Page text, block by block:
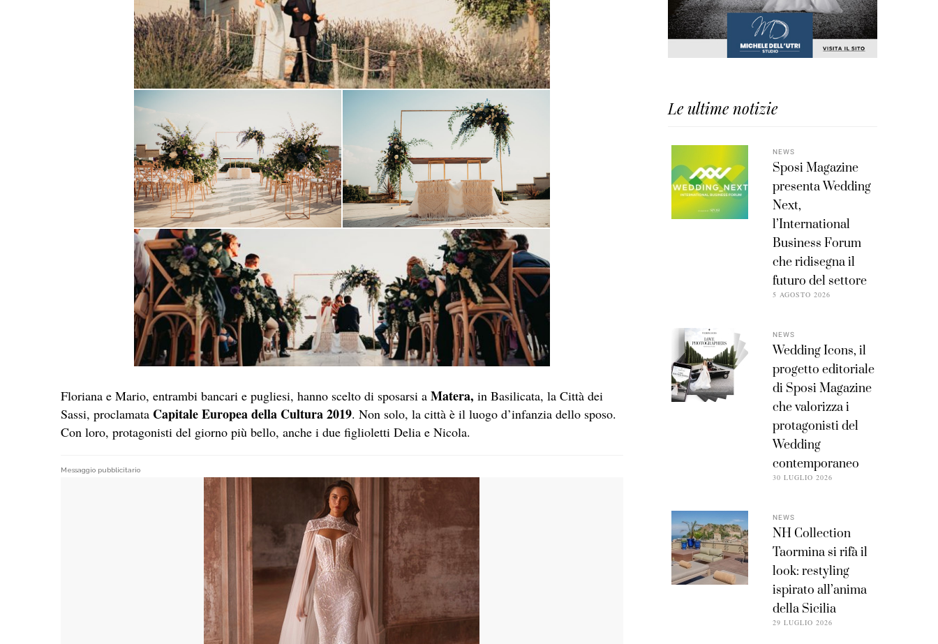
Floriana e Mario, entrambi bancari e pugliesi, hanno scelto di sposarsi a Matera, in Basilicata, la Città dei
Sassi, proclamata Capitale Europea della Cultura 2019. Non solo, la città è il luogo d’infanzia dello sposo.
Con loro, protagonisti del giorno più bello, anche i due figlioletti Delia e Nicola.
Messaggio pubblicitario
Le ultime notizie
NEWS
Sposi Magazine
presenta Wedding
Next,
l’International
Business Forum
che ridisegna il
futuro del settore
5 AGOSTO 2026
NEWS
Wedding Icons, il
progetto editoriale
di Sposi Magazine
che valorizza i
protagonisti del
Wedding
contemporaneo
30 LUGLIO 2026
NEWS
NH Collection
Taormina si rifà il
look: restyling
ispirato all’anima
della Sicilia
29 LUGLIO 2026